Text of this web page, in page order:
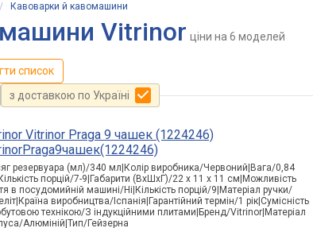
Кавоварки й кавомашини
Vitrinor ціни на 6 моделей
список
з доставкою по Україні
Vitrinor Praga 9 чашек (1224246)
резервуара (мл)/340 мл|Колір виробника/Червоний|Вага/0,84
порцій/7-9|Габарити (ВхШхГ)/22 х 11 х 11 см|Можливість
в посудомийній машині/Ні|Кількість порцій/9|Матеріал ручки/
виробництва/Іспанія| Гарантійний термін/1 рік|Сумісність
технікою/З індукційними плитами|Бренд/Vitrinor|Матеріал
Алюміній|Тип/Гейзерна